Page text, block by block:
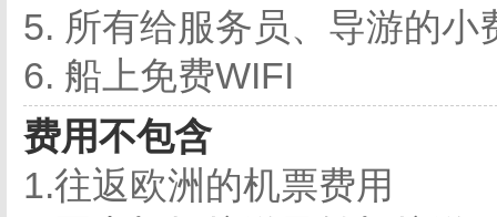
5. 所有给服务员、导游的小
6. 船上免费WIFI
费用不包含
1.往返欧洲的机票费用